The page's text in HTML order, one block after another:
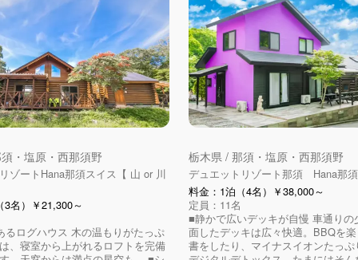
・塩原・西那須野
ゾートHana那須スイス【 山 or 川
3名）￥21,300～
るログハウス 木の温もりがたっぷ
、寝室から上がれるロフトを完備
栃木県 / 那須・塩原・西那須野
デュエットリゾート那須 Hana那
料金：1泊（4名）￥38,000～
定員：11名
■静かで広いデッキが自慢 車通りの
面したデッキは広々快適。BBQを
書をしたり、マイナスイオンたっ